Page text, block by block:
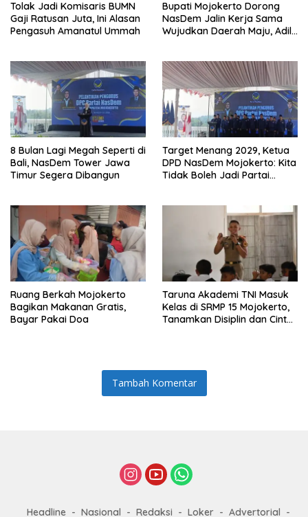
Tolak Jadi Komisaris BUMN
Gaji Ratusan Juta, Ini Alasan
Pengasuh Amanatul Ummah
Bupati Mojokerto Dorong
NasDem Jalin Kerja Sama
Wujudkan Daerah Maju, Adil,
8 Bulan Lagi Megah Seperti di
Bali, NasDem Tower Jawa
Timur Segera Dibangun
Target Menang 2029, Ketua
DPD NasDem Mojokerto: Kita
Tidak Boleh Jadi Partai
Ruang Berkah Mojokerto
Bagikan Makanan Gratis,
Bayar Pakai Doa
Taruna Akademi TNI Masuk
Kelas di SRMP 15 Mojokerto,
Tanamkan Disiplin dan Cinta
Tambah Komentar
Headline Nasional Redaksi Loker Advertorial